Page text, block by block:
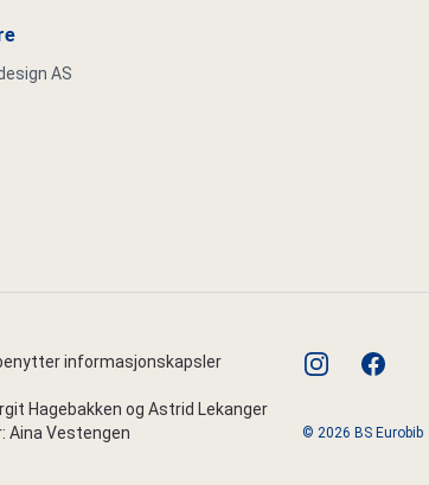
AS
informasjonskapsler
Hagebakken og Astrid Lekanger
Aina Vestengen
instagramfacebook
© 2026 BS Eurobib